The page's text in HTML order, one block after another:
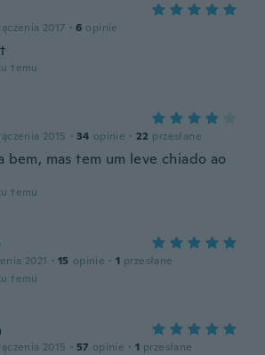
2017 · 6 opinie
temu
2015 · 34 opinie · 22 przesłane
bem, mas tem um leve chiado ao
temu
2021 · 15 opinie · 1 przesłane
temu
2015 · 57 opinie · 1 przesłane